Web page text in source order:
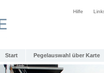
Hilfe
Start Pegelauswahl über Karte